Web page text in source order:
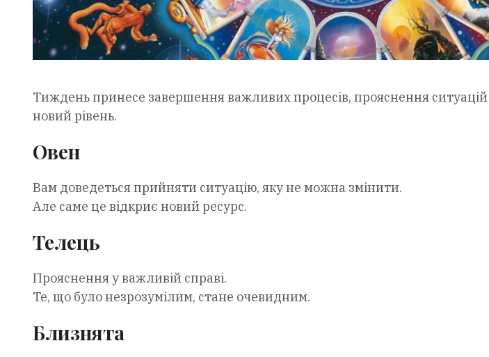
Тиждень принесе завершення важливих процесів, прояснення
новий рівень.
Овен
Вам доведеться прийняти ситуацію, яку не можна змінити.
Але саме це відкриє новий ресурс.
Телець
Прояснення у важливій справі.
Те, що було незрозумілим, стане очевидним.
Близнята